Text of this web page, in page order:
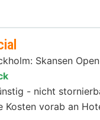
Skansen
- nicht
Kosten vorab an